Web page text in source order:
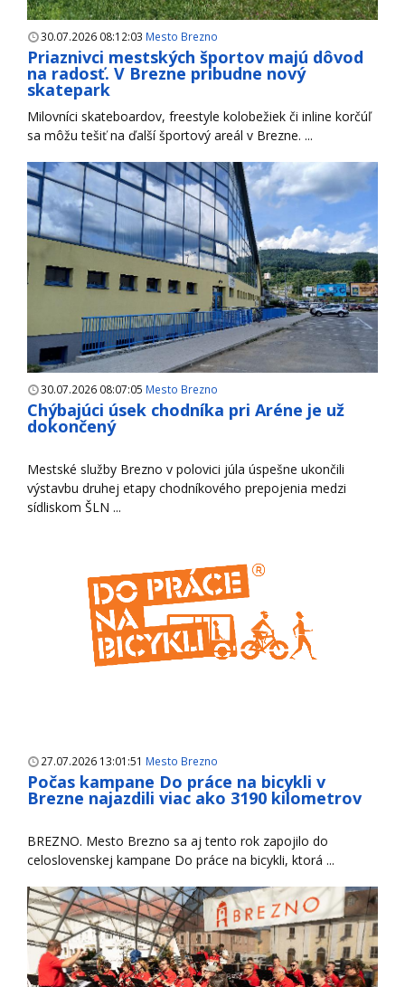
30.07.2026 08:12:03 Mesto Brezno
Priaznivci mestských športov majú dôvod
na radosť. V Brezne pribudne nový
skatepark
Milovníci skateboardov, freestyle kolobežiek či inline korčúľ
sa môžu tešiť na ďalší športový areál v Brezne. ...
30.07.2026 08:07:05 Mesto Brezno
Chýbajúci úsek chodníka pri Aréne je už
dokončený
Mestské služby Brezno v polovici júla úspešne ukončili
výstavbu druhej etapy chodníkového prepojenia medzi
sídliskom ŠLN ...
27.07.2026 13:01:51 Mesto Brezno
Počas kampane Do práce na bicykli v
Brezne najazdili viac ako 3190 kilometrov
BREZNO. Mesto Brezno sa aj tento rok zapojilo do
celoslovenskej kampane Do práce na bicykli, ktorá ...